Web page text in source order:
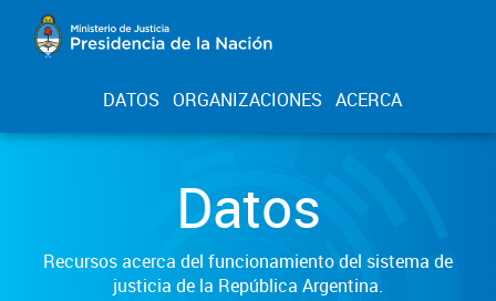
DATOS ORGANIZACIONES ACERCA
Datos
Recursos acerca del funcionamiento del sistema de
justicia de la República Argentina.